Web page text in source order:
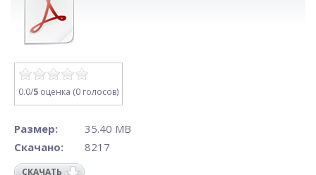
0.0/5 оценка (0 голосов)
Размер:
35.40 MB
Скачано:
8217
СКАЧАТЬ